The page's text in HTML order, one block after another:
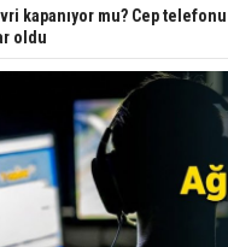
kapanıyor mu? Cep
oldu